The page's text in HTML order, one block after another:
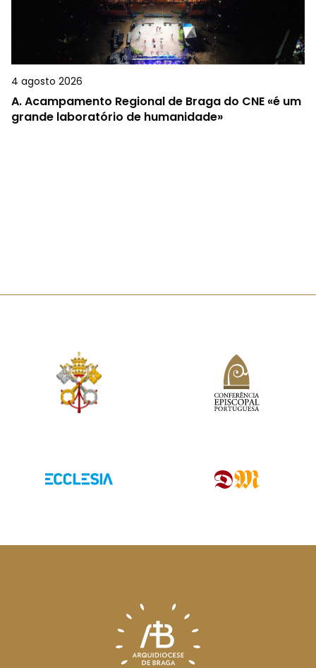
4 agosto 2026
A.Acampamento Regional de Braga do CNE «é um
grande laboratório de humanidade»